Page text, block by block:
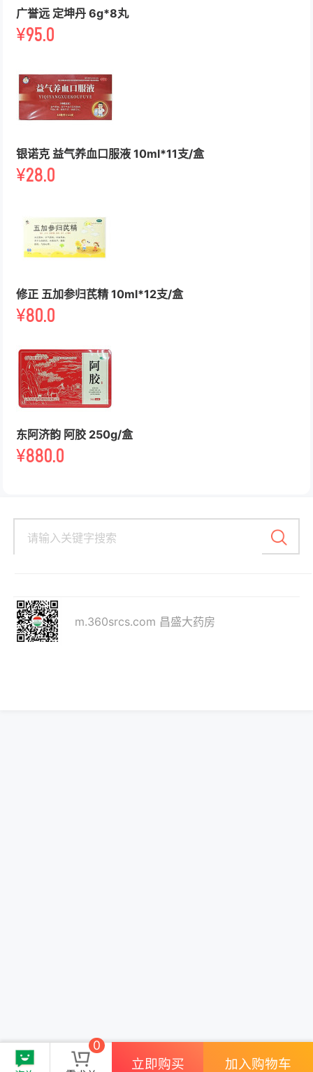
广誉远 定坤丹 6g*8丸
¥95.0
银诺克 益气养血口服液 10ml*11支/盒
¥28.0
修正 五加参归芪精 10ml*12支/盒
¥80.0
东阿济韵 阿胶 250g/盒
¥880.0
m.360srcs.com 昌盛大药房
0
立即购买 加入购物车